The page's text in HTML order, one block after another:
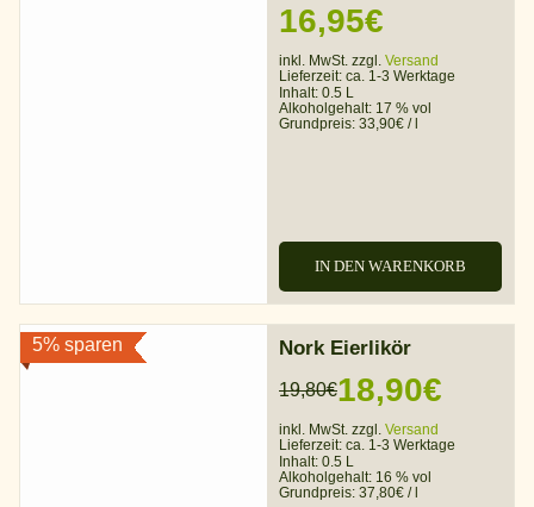
16,95€
inkl. MwSt. zzgl. Versand
Lieferzeit: ca. 1-3 Werktage
Inhalt: 0.5 L
Alkoholgehalt: 17 % vol
Grundpreis: 33,90€ /l
IN DEN WARENKORB
5% sparen Nork Eierlikör
19,80€
Ursprünglicher
Preis
war:
18,90€
Aktueller
Preis
ist:
inkl. MwSt. zzgl. Versand
Lieferzeit: ca. 1-3 Werktage
Inhalt: 0.5 L
Alkoholgehalt: 16 % vol
Grundpreis: 37,80€ /